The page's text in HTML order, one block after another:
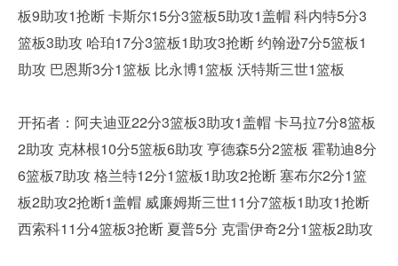
板9助攻1抢断 卡斯尔15分3篮板5助攻1盖帽 科内特5分3
篮板3助攻 哈珀17分3篮板1助攻3抢断 约翰逊7分5篮板1
助攻 巴恩斯3分1篮板 比永博1篮板 沃特斯三世1篮板
开拓者：阿夫迪亚22分3篮板3助攻1盖帽 卡马拉7分8篮板
2助攻 克林根10分5篮板6助攻 亨德森5分2篮板 霍勒迪8分
6篮板7助攻 格兰特12分1篮板1助攻2抢断 塞布尔2分1篮
板2助攻2抢断1盖帽 威廉姆斯三世11分7篮板1助攻1抢断
西索科11分4篮板3抢断 夏普5分 克雷伊奇2分1篮板2助攻